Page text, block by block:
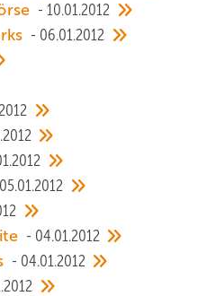
10.01.2012
06.01.2012
05.01.2012
04.01.2012
04.01.2012